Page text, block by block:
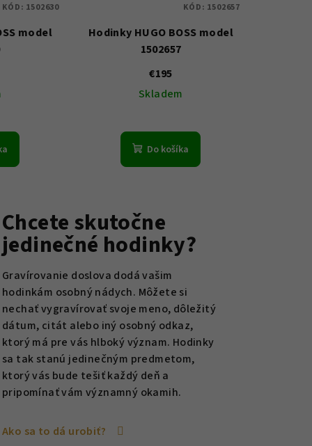
model
KÓD: 1502630
Hodinky HUGO BOSS model
1502657
€195
Skladem
Do košíka
KÓD: 1502657
Chcete skutočne
jedinečné hodinky?
Gravírovanie doslova dodá vašim
hodinkám osobný nádych. Môžete si
nechať vygravírovať svoje meno, dôležitý
dátum, citát alebo iný osobný odkaz,
ktorý má pre vás hlboký význam. Hodinky
sa tak stanú jedinečným predmetom,
ktorý vás bude tešiť každý deň a
pripomínať vám významný okamih.
Ako sa to dá urobiť?